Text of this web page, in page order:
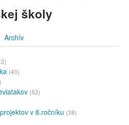
školy
Archív
(40)
(53)
v 8.ročníku (38)